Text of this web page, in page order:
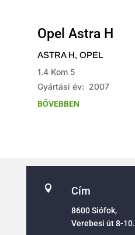
Opel Astra H
ASTRA H, OPEL
1.4 Kom 5
Gyártási év: 2007
BŐVEBBEN
 Cím
8600 Siófok,
Verebesi út 8-10.